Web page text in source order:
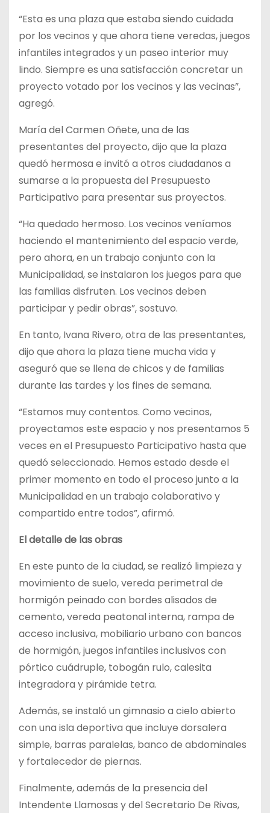
“Esta es una plaza que estaba siendo cuidada
por los vecinos y que ahora tiene veredas, juegos
infantiles integrados y un paseo interior muy
lindo. Siempre es una satisfacción concretar un
proyecto votado por los vecinos y las vecinas”,
agregó.
María del Carmen Oñete, una de las
presentantes del proyecto, dijo que la plaza
quedó hermosa e invitó a otros ciudadanos a
sumarse a la propuesta del Presupuesto
Participativo para presentar sus proyectos.
“Ha quedado hermoso. Los vecinos veníamos
haciendo el mantenimiento del espacio verde,
pero ahora, en un trabajo conjunto con la
Municipalidad, se instalaron los juegos para que
las familias disfruten. Los vecinos deben
participar y pedir obras”, sostuvo.
En tanto, Ivana Rivero, otra de las presentantes,
dijo que ahora la plaza tiene mucha vida y
aseguró que se llena de chicos y de familias
durante las tardes y los fines de semana.
“Estamos muy contentos. Como vecinos,
proyectamos este espacio y nos presentamos 5
veces en el Presupuesto Participativo hasta que
quedó seleccionado. Hemos estado desde el
primer momento en todo el proceso junto a la
Municipalidad en un trabajo colaborativo y
compartido entre todos”, afirmó.
El detalle de las obras
En este punto de la ciudad, se realizó limpieza y
movimiento de suelo, vereda perimetral de
hormigón peinado con bordes alisados de
cemento, vereda peatonal interna, rampa de
acceso inclusiva, mobiliario urbano con bancos
de hormigón, juegos infantiles inclusivos con
pórtico cuádruple, tobogán rulo, calesita
integradora y pirámide tetra.
Además, se instaló un gimnasio a cielo abierto
con una isla deportiva que incluye dorsalera
simple, barras paralelas, banco de abdominales
y fortalecedor de piernas.
Finalmente, además de la presencia del
Intendente Llamosas y del Secretario De Rivas,